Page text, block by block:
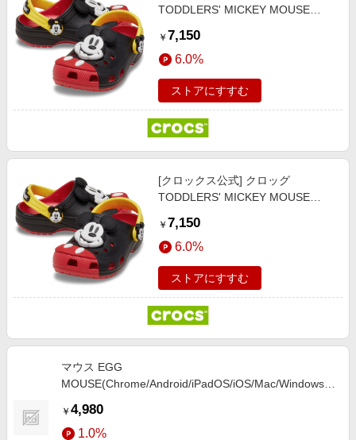
ビジネス・その他サービス
TODDLERS' MICKEY MOUSE
男の子、女の子 16.5cm 【14～
17.5cm】ミッキーマウス / クラシ
ック クロッグ
￥ 7,150
6.0%
ストアにすすむ
[クロックス公式] クロッグ
TODDLERS' MICKEY MOUSE
男の子、女の子 17.5cm 【14～
17.5cm】ミッキーマウス / クラシ
ック クロッグ
￥ 7,150
6.0%
ストアにすすむ
マウス EGG
MOUSE(Chrome/Android/iPadOS/iOS/Mac/Windows11
無線(ワイヤレス) /4ボタン /Bluetooth]
￥ 4,980
1.0%